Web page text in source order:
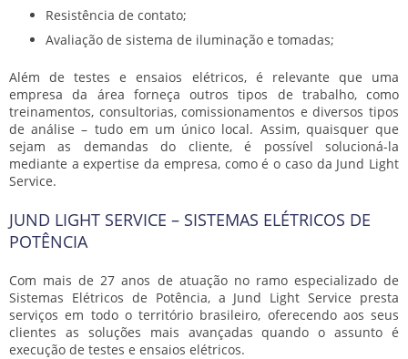
Resistência de contato;
Avaliação de sistema de iluminação e tomadas;
Além detestes e ensaios elétricos, é relevante que uma
empresa da área forneça outros tipos de trabalho, como
treinamentos, consultorias, comissionamentos e diversos tipos
de análise – tudo em um único local. Assim, quaisquer que
sejam as demandas do cliente, é possível solucioná-la
mediante a expertise da empresa, como é o caso da Jund Light
Service.
JUND LIGHT SERVICE – SISTEMAS ELÉTRICOS DE
POTÊNCIA
Com mais de 27 anos de atuação no ramo especializado de
Sistemas Elétricos de Potência, a Jund Light Service presta
serviços em todo o território brasileiro, oferecendo aos seus
clientes as soluções mais avançadas quando o assunto é
execução de testes e ensaios elétricos.